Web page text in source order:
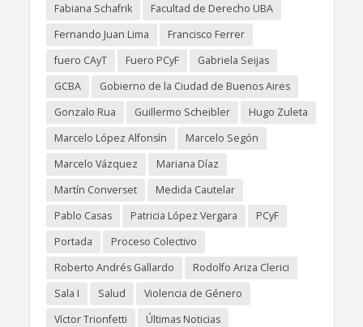
Fabiana Schafrik
Facultad de Derecho UBA
Fernando Juan Lima
Francisco Ferrer
fuero CAyT
Fuero PCyF
Gabriela Seijas
GCBA
Gobierno de la Ciudad de Buenos Aires
Gonzalo Rua
Guillermo Scheibler
Hugo Zuleta
Marcelo López Alfonsín
Marcelo Segón
Marcelo Vázquez
Mariana Díaz
Martín Converset
Medida Cautelar
Pablo Casas
Patricia López Vergara
PCyF
Portada
Proceso Colectivo
Roberto Andrés Gallardo
Rodolfo Ariza Clerici
Sala I
Salud
Violencia de Género
Víctor Trionfetti
Últimas Noticias